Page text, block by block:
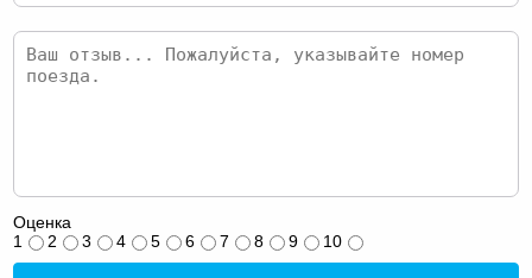
Оценка
1
2 3 4 5 6 7 8 9 10